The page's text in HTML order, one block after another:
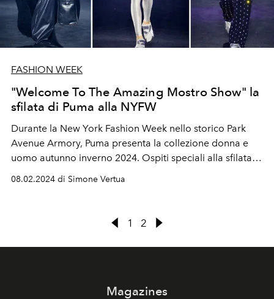
FASHION WEEK
"Welcome To The Amazing Mostro Show" la
sfilata di Puma alla NYFW
Durante la New York Fashion Week nello storico Park
Avenue Armory, Puma presenta la collezione donna e
uomo autunno inverno 2024. Ospiti speciali alla sfilata
08.02.2024 di Simone Vertua
1 2
Magazines